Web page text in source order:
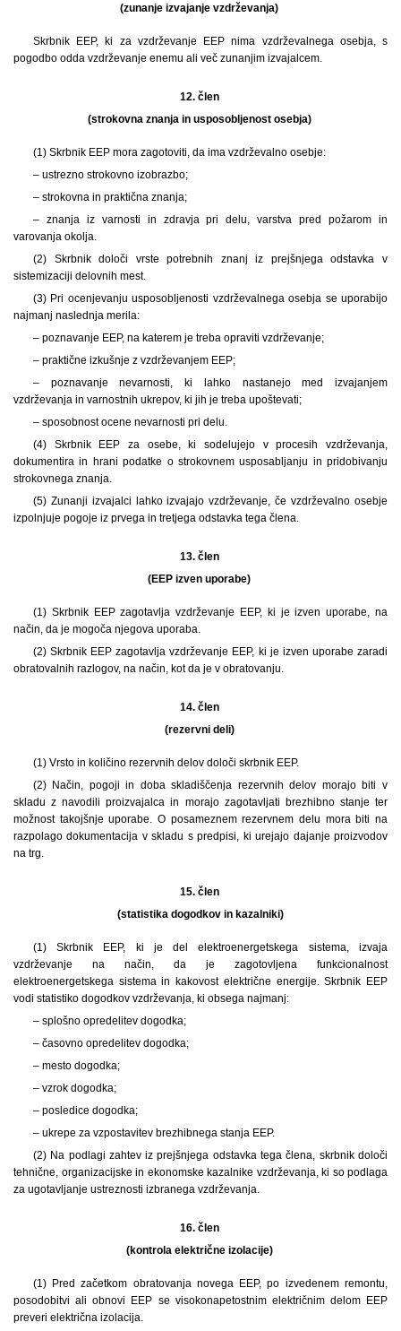
(zunanje izvajanje vzdrževanja)
Skrbnik EEP, ki za vzdrževanje EEP nima vzdrževalnega osebja, s
pogodbo odda vzdrževanje enemu ali več zunanjim izvajalcem.
12. člen
(strokovna znanja in usposobljenost osebja)
(1) Skrbnik EEP mora zagotoviti, da ima vzdrževalno osebje:
– ustrezno strokovno izobrazbo;
– strokovna in praktična znanja;
– znanja iz varnosti in zdravja pri delu, varstva pred požarom in
varovanja okolja.
(2) Skrbnik določi vrste potrebnih znanj iz prejšnjega odstavka v
sistemizaciji delovnih mest.
(3) Pri ocenjevanju usposobljenosti vzdrževalnega osebja se uporabijo
najmanj naslednja merila:
– poznavanje EEP, na katerem je treba opraviti vzdrževanje;
– praktične izkušnje z vzdrževanjem EEP;
– poznavanje nevarnosti, ki lahko nastanejo med izvajanjem
vzdrževanja in varnostnih ukrepov, ki jih je treba upoštevati;
– sposobnost ocene nevarnosti pri delu.
(4) Skrbnik EEP za osebe, ki sodelujejo v procesih vzdrževanja,
dokumentira in hrani podatke o strokovnem usposabljanju in pridobivanju
strokovnega znanja.
(5) Zunanji izvajalci lahko izvajajo vzdrževanje, če vzdrževalno osebje
izpolnjuje pogoje iz prvega in tretjega odstavka tega člena.
13. člen
(EEP izven uporabe)
(1) Skrbnik EEP zagotavlja vzdrževanje EEP, ki je izven uporabe, na
način, da je mogoča njegova uporaba.
(2) Skrbnik EEP zagotavlja vzdrževanje EEP, ki je izven uporabe zaradi
obratovalnih razlogov, na način, kot da je v obratovanju.
14. člen
(rezervni deli)
(1) Vrsto in količino rezervnih delov določi skrbnik EEP.
(2) Način, pogoji in doba skladiščenja rezervnih delov morajo biti v
skladu z navodili proizvajalca in morajo zagotavljati brezhibno stanje ter
možnost takojšnje uporabe. O posameznem rezervnem delu mora biti na
razpolago dokumentacija v skladu s predpisi, ki urejajo dajanje proizvodov
na trg.
15. člen
(statistika dogodkov in kazalniki)
(1) Skrbnik EEP, ki je del elektroenergetskega sistema, izvaja
vzdrževanje na način, da je zagotovljena funkcionalnost
elektroenergetskega sistema in kakovost električne energije. Skrbnik EEP
vodi statistiko dogodkov vzdrževanja, ki obsega najmanj:
– splošno opredelitev dogodka;
– časovno opredelitev dogodka;
– mesto dogodka;
– vzrok dogodka;
– posledice dogodka;
– ukrepe za vzpostavitev brezhibnega stanja EEP.
(2) Na podlagi zahtev iz prejšnjega odstavka tega člena, skrbnik določi
tehnične, organizacijske in ekonomske kazalnike vzdrževanja, ki so podlaga
za ugotavljanje ustreznosti izbranega vzdrževanja.
16. člen
(kontrola električne izolacije)
(1) Pred začetkom obratovanja novega EEP, po izvedenem remontu,
posodobitvi ali obnovi EEP se visokonapetostnim električnim delom EEP
preveri električna izolacija.